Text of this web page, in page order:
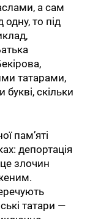
а сам
то під
татарами,
букві, скільки
пам’яті
депортація
злочин
татари —